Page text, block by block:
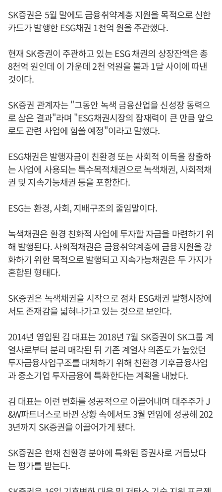
SK증권은 5월 말에도 금융취약계층 지원을 목적으로 신한
카드가 발행한 ESG채권 1천억 원을 주관했다.
현재 SK증권이 주관하고 있는 ESG 채권의 상장잔액은 총
8천억 원인데 이 가운데 2천 억원을 불과 1달 사이에 따낸
것이다.
SK증권 관계자는 "그동안 녹색 금융산업을 신성장 동력으
로 삼은 결과"라며 "ESG채권시장의 잠재력이 큰 만큼 앞으
로도 관련 사업에 힘쓸 예정"이라고 말했다.
ESG채권은 발행자금이 친환경 또는 사회적 이득을 창출하
는 사업에 사용되는 특수목적채권으로 녹색채권, 사회적채
권 및 지속가능채권 등을 포함한다.
ESG는 환경, 사회, 지배구조의 줄임말이다.
녹색채권은 환경 친화적 사업에 투자할 자금을 마련하기 위
해 발행된다. 사회적채권은 금융취약계층에 금융지원을 강
화하기 위한 목적으로 발행되고 지속가능채권은 두 가지가
혼합된 형태다.
SK증권은 녹색채권을 시작으로 점차 ESG채권 발행시장에
서도 존재감을 넓혀나가고 있는 것으로 보인다.
2014년 영입된 김 대표는 2018년 7월 SK증권이 SK그룹 계
열사로부터 분리 매각된 뒤 기존 계열사 의존도가 높았던
투자금융사업구조를 대체하기 위해 친환경 기후금융사업
과 중소기업 투자금융에 특화한다는 계획을 내놨다.
김 대표는 이런 변화를 성공적으로 이끌어내며 대주주가 J
&W파트너스로 바뀐 상황 속에서도 3월 연임에 성공해 202
3년까지 SK증권을 이끌어가게 됐다.
SK증권은 현재 친환경 분야에 특화된 증권사로 거듭났다
는 평가를 받는다.